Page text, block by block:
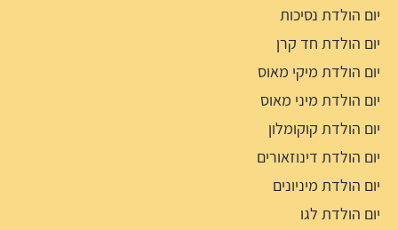
יום הולדת נסיכות
יום הולדת חד קרן
יום הולדת מיקי מאוס
יום הולדת מיני מאוס
יום הולדת קוקומלון
יום הולדת דינוזאורים
יום הולדת מיניונים
יום הולדת לגו